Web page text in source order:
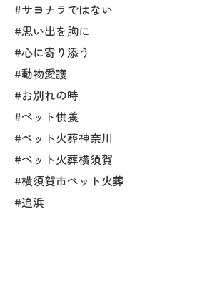
#サヨナラではない
#思い出を胸に
#心に寄り添う
#動物愛護
#お別れの時
#ペット供養
#ペット火葬神奈川
#ペット火葬横須賀
#横須賀市ペット火葬
#追浜